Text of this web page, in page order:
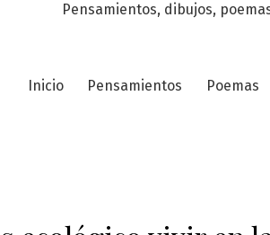
Pensamientos, dibujos,
Inicio Pensamientos Poemas